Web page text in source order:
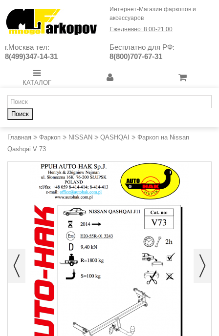
Интернет-Магазин фаркопов и
аксессуаров
Ежедневно: 8:00-21:00
г.Москва тел:
8(499)347-14-31
Бесплатно для РФ:
8(800)707-67-31
КАТАЛОГ
Поиск
Главная > Фаркоп > NISSAN > QASHQAI > Фаркоп на Nissan
Qashqai V 73